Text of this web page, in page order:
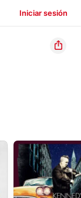
Iniciar sesión